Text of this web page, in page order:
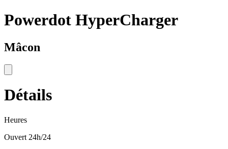
Powerdot HyperCharger
Mâcon
Détails
Heures
Ouvert 24h/24